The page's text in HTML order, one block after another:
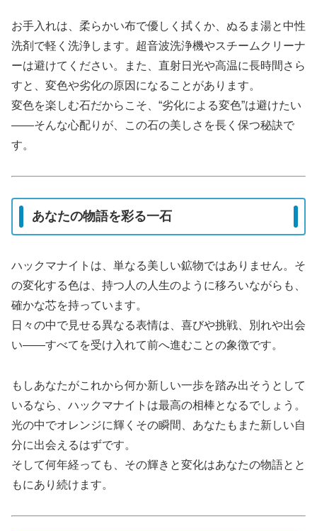
お手入れは、柔らかい布で優しく拭くか、ぬるま湯と中性
洗剤で軽く洗浄します。超音波洗浄機やスチームクリーナ
ーは避けてください。また、直射日光や高温に長時間さら
すと、変色や劣化の原因になることがあります。
変色を楽しむ石だからこそ、“劣化による変色”は避けたい
――そんな心配りが、この石の美しさを長く保つ秘訣で
す。
あなたの物語を彩る一石
ハックマナイトは、単なる美しい鉱物ではありません。そ
の変化する色は、持つ人の人生のように移ろいながらも、
確かな芯を持っています。
日々の中で見せる異なる表情は、喜びや挑戦、別れや出会
い――すべてを受け入れて前へ進むことの象徴です。
もしあなたがこれから何か新しい一歩を踏み出そうとして
いるなら、ハックマナイトは最高の相棒となるでしょう。
光の中でオレンジに輝くその瞬間、あなたもまた新しい自
分に出会えるはずです。
そして何年経っても、その輝きと変化はあなたの物語とと
もにあり続けます。